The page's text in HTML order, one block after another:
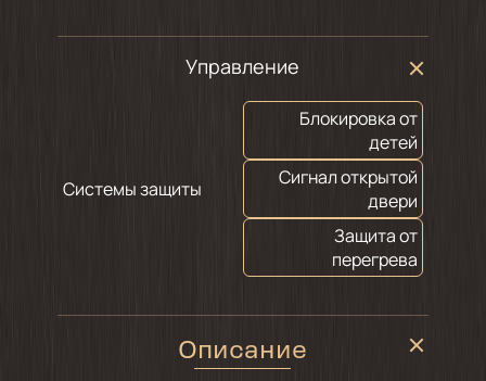
Управление
Системы защиты
Блокировка от
детей
Сигнал открытой
двери
Защита от
перегрева
Описание